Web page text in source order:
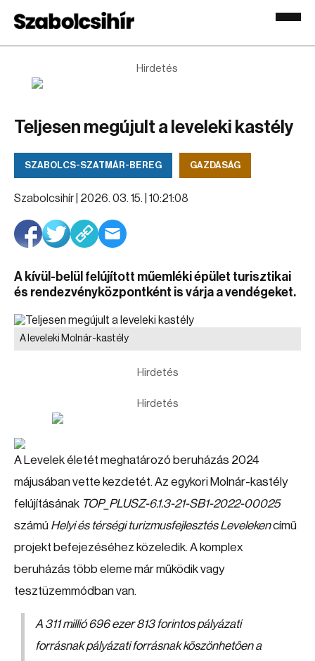
Hirdetés
Teljesen megújult a leveleki kastély
SZABOLCS-SZATMÁR-BEREG GAZDASÁG
Szabolcsihír | 2026. 03. 15. | 10:21:08
A kívül-belül felújított műemléki épület turisztikai
és rendezvényközpontként is várja a vendégeket.
A leveleki Molnár-kastély
Hirdetés
Hirdetés
A Levelek életét meghatározó beruházás 2024
májusában vette kezdetét. Az egykori Molnár-kastély
felújításának TOP_PLUSZ-6.1.3-21-SB1-2022-00025
számú Helyi és térségi turizmusfejlesztés Levelekencímű
projekt befejezéséhez közeledik. A komplex
beruházás több eleme már működik vagy
tesztüzemmódban van.
A 311 millió 696 ezer 813 forintos pályázati
forrásnak pályázati forrásnak köszönhetően a